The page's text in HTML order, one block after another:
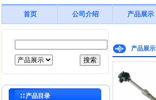
产品展示
公司介绍
首页
∷ 产品目录
产品展示